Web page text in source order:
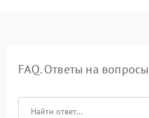
FAQ. Ответы на вопросы